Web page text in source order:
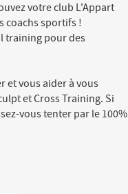
votre club L'Appart
coachs sportifs !
training pour des
et vous aider à vous
et Cross Training. Si
vous tenter par le 100%